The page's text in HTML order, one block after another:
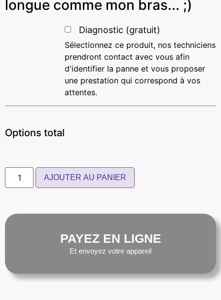
longue comme mon bras... ;)
Diagnostic (gratuit)
Sélectionnez ce produit, nos techniciens
prendront contact avec vous afin
d'identifier la panne et vous proposer
une prestation qui correspond à vos
attentes.
Options total
AJOUTER AU PANIER
PAYEZ EN LIGNE
Et envoyez votre appareil